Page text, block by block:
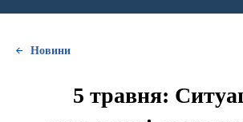
Новини
5 травня: